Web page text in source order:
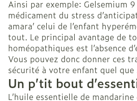
Ainsi par exemple: Gelsemium
médicament du stress
amara’ celui de l’enfant
tout. Le principal avantage de
homéopathiques est l’absence
Vous pouvez donc donner ces
sécurité à votre enfant quel que
Un p’tit bout
L’huile essentielle de